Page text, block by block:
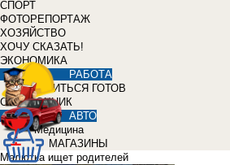
СПОРТ
ФОТОРЕПОРТАЖ
ХОЗЯЙСТВО
ХОЧУ СКАЗАТЬ!
ЭКОНОМИКА
РАБОТА
УЧИТЬСЯ ГОТОВ
СПРАВОЧНИК
АВТО
Медицина
МАГАЗИНЫ
Малютка ищет родителей